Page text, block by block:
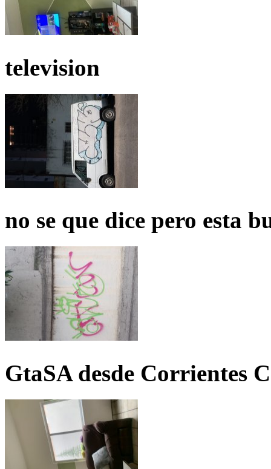
television
no se que dice pero esta
GtaSA desde Corrientes